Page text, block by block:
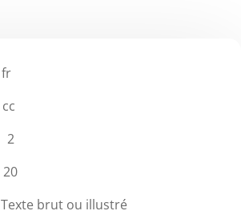
fr
cc
2
20
Texte brut ou illustré